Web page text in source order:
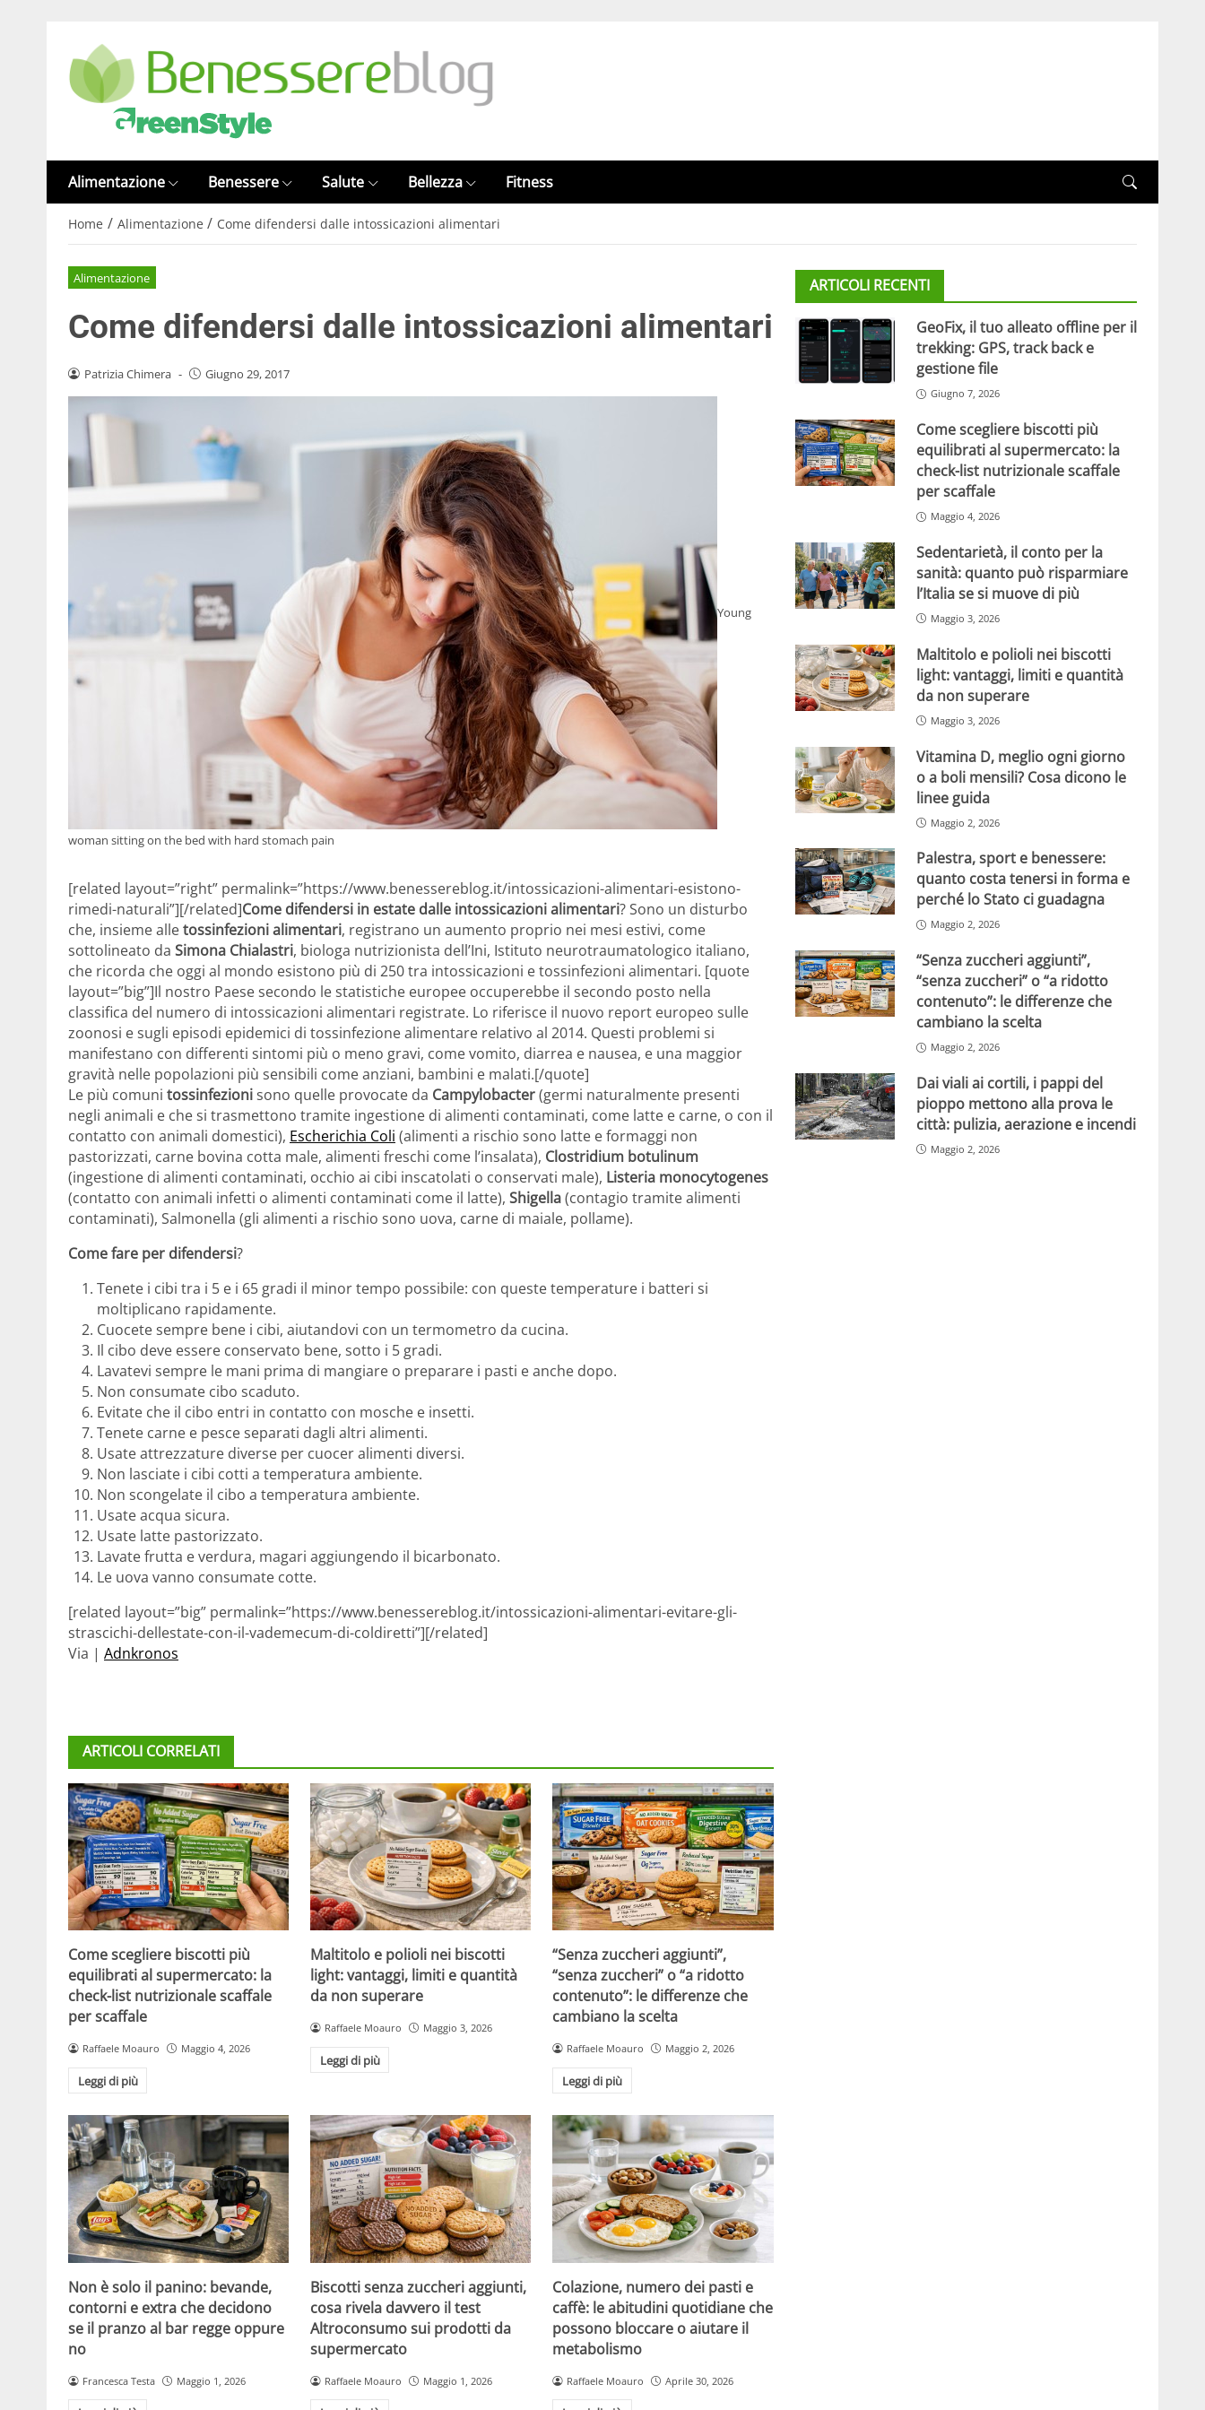
Alimentazione Benessere Salute Bellezza Fitness
Home / Alimentazione / Come difendersi dalle intossicazioni alimentari
Alimentazione
Come difendersi dalle intossicazioni alimentari
Patrizia Chimera - Giugno 29, 2017
Young
woman sitting on the bed with hard stomach pain
[related layout=”right” permalink=”https://www.benessereblog.it/intossicazioni-alimentari-esistono-
rimedi-naturali”][/related]Come difendersi in estate dalle intossicazioni alimentari? Sono un disturbo
che, insieme alletossinfezioni alimentari, registrano un aumento proprio nei mesi estivi, come
sottolineato da Simona Chialastri, biologa nutrizionista dell’Ini, Istituto neurotraumatologico italiano,
che ricorda che oggi al mondo esistono più di 250 tra intossicazioni e tossinfezioni alimentari. [quote
layout=”big”]Il nostro Paese secondo le statistiche europee occuperebbe il secondo posto nella
classifica del numero di intossicazioni alimentari registrate. Lo riferisce il nuovo report europeo sulle
zoonosi e sugli episodi epidemici di tossinfezione alimentare relativo al 2014. Questi problemi si
manifestano con differenti sintomi più o meno gravi, come vomito, diarrea e nausea, e una maggior
gravità nelle popolazioni più sensibili come anziani, bambini e malati.[/quote]
Le più comuni tossinfezionisono quelle provocate da Campylobacter(germi naturalmente presenti
negli animali e che si trasmettono tramite ingestione di alimenti contaminati, come latte e carne, o con il
contatto con animali domestici), Escherichia Coli (alimenti a rischio sono latte e formaggi non
pastorizzati, carne bovina cotta male, alimenti freschi come l’insalata), Clostridium botulinum
(ingestione di alimenti contaminati, occhio ai cibi inscatolati o conservati male), Listeria monocytogenes
(contatto con animali infetti o alimenti contaminati come il latte), Shigella(contagio tramite alimenti
contaminati), Salmonella (gli alimenti a rischio sono uova, carne di maiale, pollame).
Come fare per difendersi?
Tenete i cibi tra i 5 e i 65 gradi il minor tempo possibile: con queste temperature i batteri si
moltiplicano rapidamente.
Cuocete sempre bene i cibi, aiutandovi con un termometro da cucina.
Il cibo deve essere conservato bene, sotto i 5 gradi.
Lavatevi sempre le mani prima di mangiare o preparare i pasti e anche dopo.
Non consumate cibo scaduto.
Evitate che il cibo entri in contatto con mosche e insetti.
Tenete carne e pesce separati dagli altri alimenti.
Usate attrezzature diverse per cuocer alimenti diversi.
Non lasciate i cibi cotti a temperatura ambiente.
Non scongelate il cibo a temperatura ambiente.
Usate acqua sicura.
Usate latte pastorizzato.
Lavate frutta e verdura, magari aggiungendo il bicarbonato.
Le uova vanno consumate cotte.
[related layout=”big” permalink=”https://www.benessereblog.it/intossicazioni-alimentari-evitare-gli-
strascichi-dellestate-con-il-vademecum-di-coldiretti”][/related]
Via | Adnkronos
ARTICOLI CORRELATI
Come scegliere biscotti più
equilibrati al supermercato: la
check-list nutrizionale scaffale
per scaffale
Raffaele Moauro Maggio 4, 2026
Leggi di più
Maltitolo e polioli nei biscotti
light: vantaggi, limiti e quantità
da non superare
Raffaele Moauro Maggio 3, 2026
Leggi di più
“Senza zuccheri aggiunti”,
“senza zuccheri” o “a ridotto
contenuto”: le differenze che
cambiano la scelta
Raffaele Moauro Maggio 2, 2026
Leggi di più
Non è solo il panino: bevande,
contorni e extra che decidono
se il pranzo al bar regge oppure
no
Francesca Testa Maggio 1, 2026
Biscotti senza zuccheri aggiunti,
cosa rivela davvero il test
Altroconsumo sui prodotti da
supermercato
Raffaele Moauro Maggio 1, 2026
Colazione, numero dei pasti e
caffè: le abitudini quotidiane che
possono bloccare o aiutare il
metabolismo
Raffaele Moauro Aprile 30, 2026
ARTICOLI RECENTI
GeoFix, il tuo alleato offline per il
trekking: GPS, track back e
gestione file
Giugno 7, 2026
Come scegliere biscotti più
equilibrati al supermercato: la
check-list nutrizionale scaffale
per scaffale
Maggio 4, 2026
Sedentarietà, il conto per la
sanità: quanto può risparmiare
l’Italia se si muove di più
Maggio 3, 2026
Maltitolo e polioli nei biscotti
light: vantaggi, limiti e quantità
da non superare
Maggio 3, 2026
Vitamina D, meglio ogni giorno
o a boli mensili? Cosa dicono le
linee guida
Maggio 2, 2026
Palestra, sport e benessere:
quanto costa tenersi in forma e
perché lo Stato ci guadagna
Maggio 2, 2026
“Senza zuccheri aggiunti”,
“senza zuccheri” o “a ridotto
contenuto”: le differenze che
cambiano la scelta
Maggio 2, 2026
Dai viali ai cortili, i pappi del
pioppo mettono alla prova le
città: pulizia, aerazione e incendi
Maggio 2, 2026